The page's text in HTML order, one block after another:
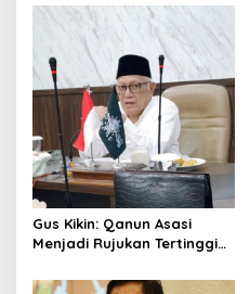
Gus Kikin: Qanun Asasi
Menjadi Rujukan Tertinggi